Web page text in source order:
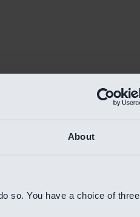
About
so. You have a choice of three